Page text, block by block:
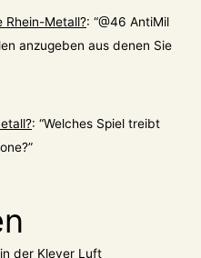
Rhein-Metall?: “@46 AntiMil
anzugeben aus denen Sie
: “Welches Spiel treibt
”
der Klever Luft